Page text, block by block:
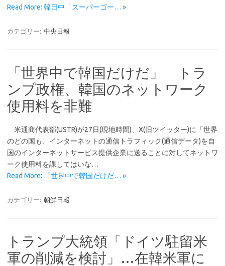
Read More: 韓日中「スーパーゴー… »
カテゴリー: 中央日報
「世界中で韓国だけだ」 トラ
ンプ政権、韓国のネットワーク
使用料を非難
米通商代表部(USTR)が27日(現地時間)、X(旧ツイッター)に「世界
のどの国も、インターネットの通信トラフィック(通信データ)を自
国のインターネットサービス提供企業に送ることに対してネットワ
ーク使用料を課してはいな…
Read More: 「世界中で韓国だけだ… »
カテゴリー: 朝鮮日報
トランプ大統領「ドイツ駐留米
軍の削減を検討」…在韓米軍に